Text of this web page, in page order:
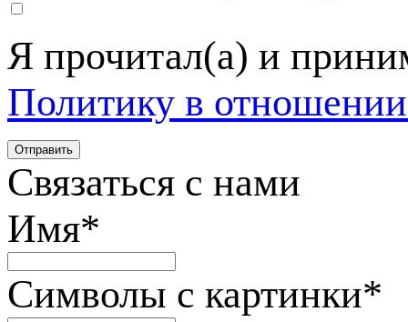
Я прочитал(а) и
Политику в
Связаться с нами
Имя*
Символы с картинки*